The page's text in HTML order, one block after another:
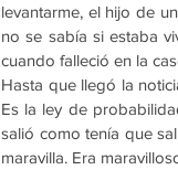
levantarme, el hijo de
no se sabía si estaba
cuando falleció en la
Hasta que llegó la
Es la ley de
salió como tenía que
maravilla. Era